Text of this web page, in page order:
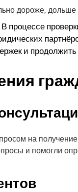
дороже,
В процессе
и продолжить
на
и помогли